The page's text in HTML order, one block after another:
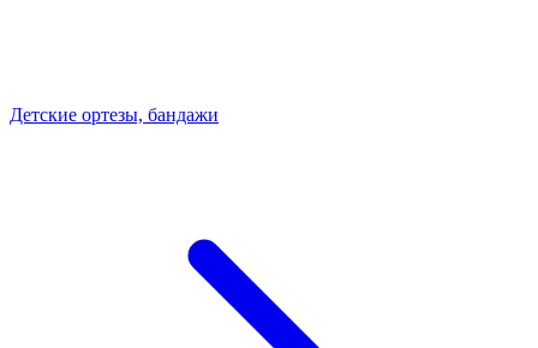
Детские ортезы, бандажи